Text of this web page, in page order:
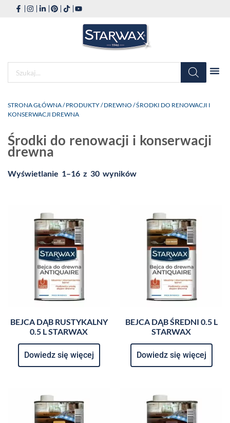
STRONA GŁÓWNA/PRODUKTY/DREWNO / ŚRODKI DO RENOWACJI I
KONSERWACJI DREWNA
Środki do renowacji i konserwacji
drewna
Wyświetlanie 1–16 z 30 wyników
BEJCA DĄB RUSTYKALNY
0.5 L STARWAX
Dowiedz się więcej
BEJCA DĄB ŚREDNI 0.5 L
STARWAX
Dowiedz się więcej